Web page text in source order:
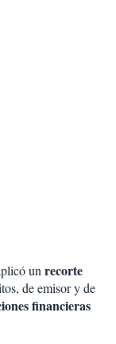
unrecorte
de emisor y de
financieras